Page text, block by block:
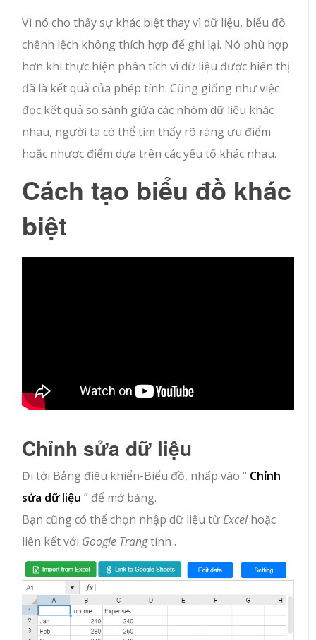
Vì nó cho thấy sự khác biệt thay vì dữ liệu, biểu đồ
chênh lệch không thích hợp để ghi lại. Nó phù hợp
hơn khi thực hiện phân tích vì dữ liệu được hiển thị
đã là kết quả của phép tính. Cũng giống như việc
đọc kết quả so sánh giữa các nhóm dữ liệu khác
nhau, người ta có thể tìm thấy rõ ràng ưu điểm
hoặc nhược điểm dựa trên các yếu tố khác nhau.
Cách tạo biểu đồ khác
biệt
Chỉnh sửa dữ liệu
Đi tới Bảng điều khiển-Biểu đồ, nhấp vào “ Chỉnh
sửa dữ liệu ” để mở bảng.
Bạn cũng có thể chọn nhập dữ liệu từExcelhoặc
liên kết với Google Trangtính .